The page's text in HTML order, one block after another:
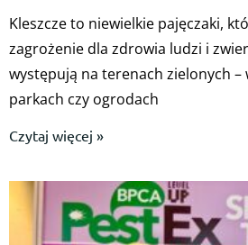
Kleszcze to niewielkie pajęczaki,
zagrożenie dla zdrowia ludzi i
występują na terenach zielonych –
parkach czy ogrodach
Czytaj więcej »